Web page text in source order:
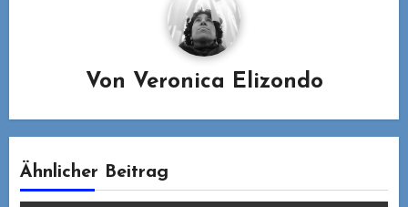
Von Veronica Elizondo
Ähnlicher Beitrag